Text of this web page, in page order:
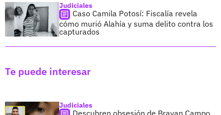
Judiciales
Caso Camila Potosí: Fiscalía revela
cómo murió Alahía y suma delito contra los
capturados
Te puede interesar
Judiciales
Descubren obsesión de Brayan Campo